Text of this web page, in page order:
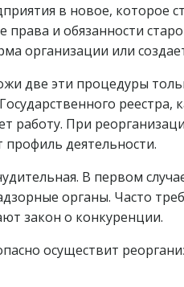
в новое, которое
и обязанности
организации или
две эти процедуры
реестра,
работу. При
деятельности.
В первом
органы. Часто
закон о конкуренции.
осуществит